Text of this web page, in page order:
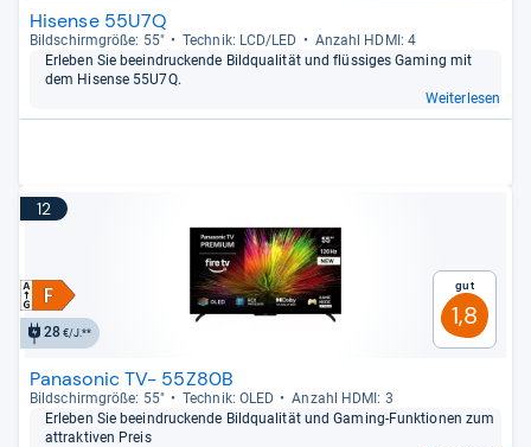
Hisense 55U7Q
Bild­schirm­größe: 55" Tech­nik: LCD/LED
Anzahl HDMI: 4
Erle­ben Sie beein­dru­ckende Bild­qua­li­tät und flüs­si­ges Gaming mit
dem Hisense 55U7Q.
Weiterlesen
12
28€/J.**
Gut
1,8
Panasonic TV- 55Z80B
Bild­schirm­größe: 55" Tech­nik: OLED
Anzahl HDMI: 3
Erle­ben Sie beein­dru­ckende Bild­qua­li­tät und Gaming-​Funk­tio­nen zum
attrak­ti­ven Preis